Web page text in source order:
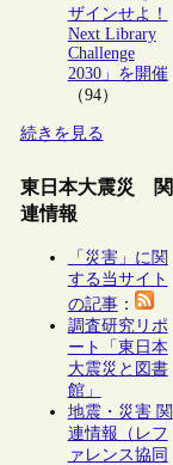
ザインせよ！
Next Library
Challenge
2030」を開催
（94）
続きを見る
東日本大震災 関
連情報
「災害」に関
する当サイト
の記事：
調査研究リポ
ート「東日本
大震災と図書
館」
地震・災害 関
連情報（レフ
ァレンス協同